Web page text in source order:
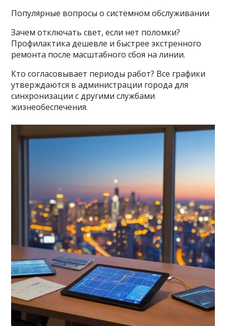
Популярные вопросы о системном обслуживании
Зачем отключать свет, если нет поломки?
Профилактика дешевле и быстрее экстренного
ремонта после масштабного сбоя на линии.
Кто согласовывает периоды работ? Все графики
утверждаются в администрации города для
синхронизации с другими службами
жизнеобеспечения.